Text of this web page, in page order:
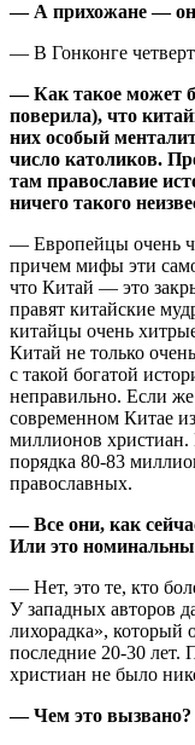
— А прихожане —
— В Гонконге
— Как такое может
поверила), что
них особый
число католиков.
там православие
ничего такого
— Европейцы очень
причем мифы эти
что Китай — это
правят китайские
китайцы очень
Китай не только
с такой богатой
неправильно. Если же
современном Китае
миллионов
порядка 80-83
православных.
— Все они, как
Или это
— Нет, это те, кто
У западных авторов
лихорадка», который
последние 20-30 лет.
христиан не было
— Чем это вызвано?